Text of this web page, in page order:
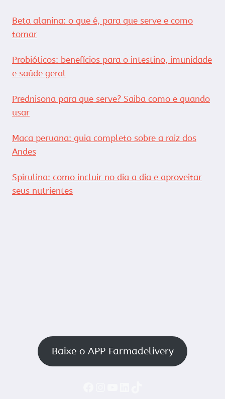
Beta alanina: o que é, para que serve e como
tomar
Probióticos: benefícios para o intestino, imunidade
e saúde geral
Prednisona para que serve? Saiba como e quando
usar
Maca peruana: guia completo sobre a raiz dos
Andes
Spirulina: como incluir no dia a dia e aproveitar
seus nutrientes
Baixe o APP Farmadelivery